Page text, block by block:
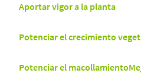
Aportar vigor a la planta
Potenciar el crecimiento
Potenciar el macollamiento